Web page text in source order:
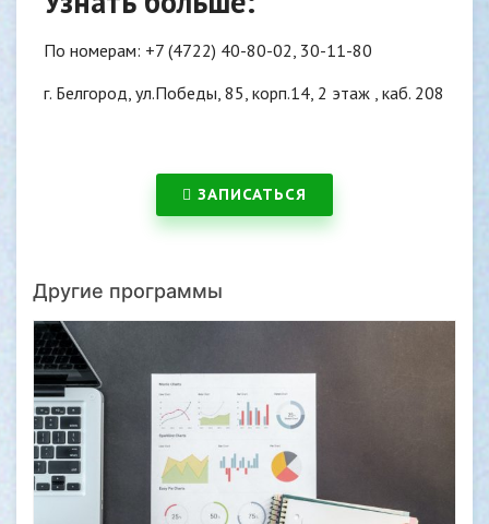
По номерам: +7 (4722) 40-80-02, 30-11-80
г. Белгород, ул.Победы, 85, корп.14, 2 этаж , каб. 208
ЗАПИСАТЬСЯ
Другие программы